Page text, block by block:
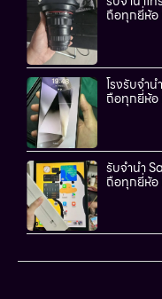
ถือทุกยี่ห้อ
โรงรับจำ
ถือทุกยี่ห้อ
รับจำนำ
ถือทุกยี่ห้อ